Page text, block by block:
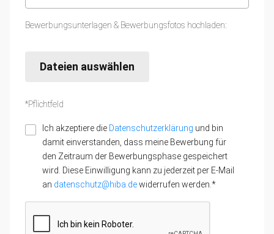
Bewerbungsunterlagen & Bewerbungsfotos hochladen:
Dateien auswählen
*Pflichtfeld
Ich akzeptiere die Datenschutzerklärung und bin
damit einverstanden, dass meine Bewerbung für
den Zeitraum der Bewerbungsphase gespeichert
wird. Diese Einwilligung kann zu jederzeit per E-Mail
an datenschutz@hiba.dewiderrufen werden.*